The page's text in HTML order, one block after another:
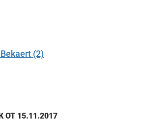
(2)
15.11.2017